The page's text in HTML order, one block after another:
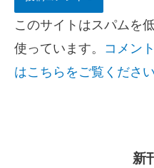
このサイトはスパムを
使っています。 コメン
はこちらをご覧ください
新